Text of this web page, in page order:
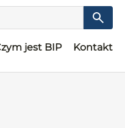
jest BIP Kontakt